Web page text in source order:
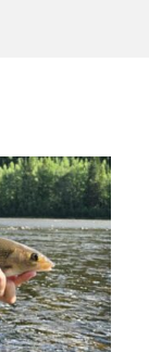
lehentasunak
dezakezu
cookie-
eta
hori
Gehiago